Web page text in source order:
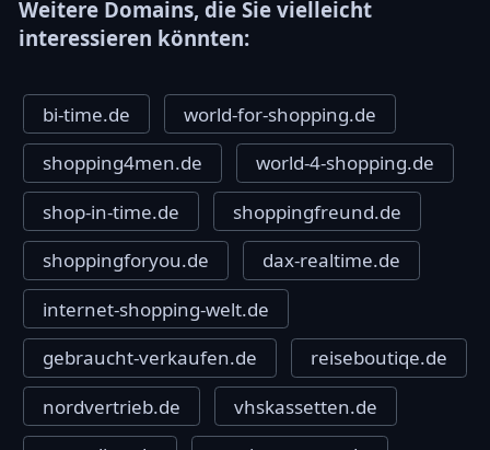
Weitere Domains, die Sie vielleicht
interessieren könnten:
bi-time.de
world-for-shopping.de
shopping4men.de
world-4-shopping.de
shop-in-time.de
shoppingfreund.de
shoppingforyou.de
dax-realtime.de
internet-shopping-welt.de
gebraucht-verkaufen.de
reiseboutiqe.de
nordvertrieb.de
vhskassetten.de